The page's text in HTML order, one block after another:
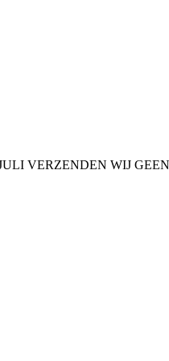
VERZENDEN WIJ